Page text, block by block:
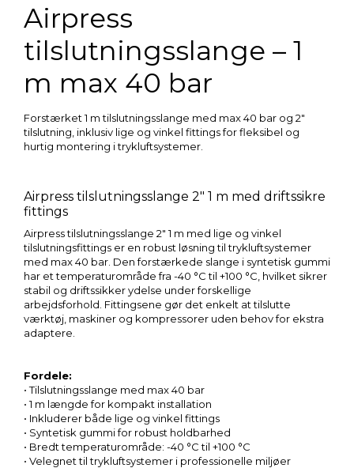
Airpress
tilslutningsslange – 1
m max 40 bar
Forstærket 1 m tilslutningsslange med max 40 bar og 2″
tilslutning, inklusiv lige og vinkel fittings for fleksibel og
hurtig montering i trykluftsystemer.
Airpress tilslutningsslange 2″ 1 m med driftssikre
fittings
Airpress tilslutningsslange 2″ 1 m med lige og vinkel
tilslutningsfittings er en robust løsning til trykluftsystemer
med max 40 bar. Den forstærkede slange i syntetisk gummi
har et temperaturområde fra -40 °C til +100 °C, hvilket sikrer
stabil og driftssikker ydelse under forskellige
arbejdsforhold. Fittingsene gør det enkelt at tilslutte
værktøj, maskiner og kompressorer uden behov for ekstra
adaptere.
Fordele:
• Tilslutningsslange med max 40 bar
• 1 m længde for kompakt installation
• Inkluderer både lige og vinkel fittings
• Syntetisk gummi for robust holdbarhed
• Bredt temperaturområde: -40 °C til +100 °C
• Velegnet til trykluftsystemer i professionelle miljøer